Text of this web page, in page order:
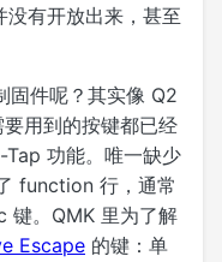
有开放出来，甚至
固件呢？其实像 Q2
用到的按键都已经
功能。唯一缺少
function 行，通常
键。QMK 里为了解
Escape 的键：单